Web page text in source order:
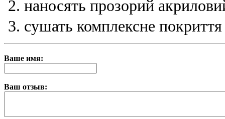
наносять прозорий
сушать комплексне
Ваше имя:
Ваш отзыв: